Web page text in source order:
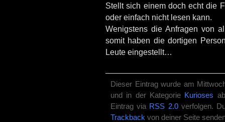
Stellt sich einem doch echt die
oder einfach nicht lesen kann.
Wenigstens die Anfragen von
somit haben die dortigen
Leute eingestellt…
Dieser Eintrag wurde am
und in der Kategorie Kurioses
Eintrag via RSS 2.0verfolgen.
Trackback von deiner Seite